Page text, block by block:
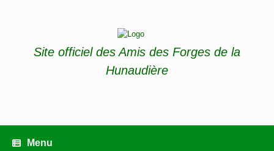
Site officiel des Amis des Forges de la
Hunaudière
Menu